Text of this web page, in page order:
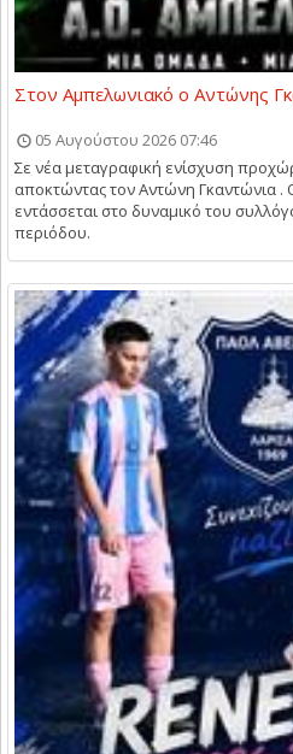
Στον Αμπελωνιακό ο Αντώνης
05 Αυγούστου 2026 07:46
Σε νέα μεταγραφική ενίσχυση
αποκτώντας τον Αντώνη Γκαντώνια .
εντάσσεται στο δυναμικό του
περιόδου.